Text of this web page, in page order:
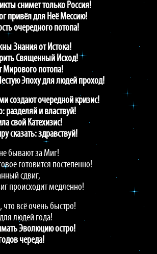
снимет только Россия!
привёл для Неё Мессию!
очередного потопа!
Знания от Истока!
Священный Исход!
Мирового потопа!
Эпоху для людей проход!
создают очередной кризис!
разделяй и властвуй!
свой Катехизис!
сказать: здравствуй!
бывают за Миг!
готовится постепенно!
сдвиг,
происходит медленно!
всё очень быстро!
людей года!
Эволюцию остро!
череда!